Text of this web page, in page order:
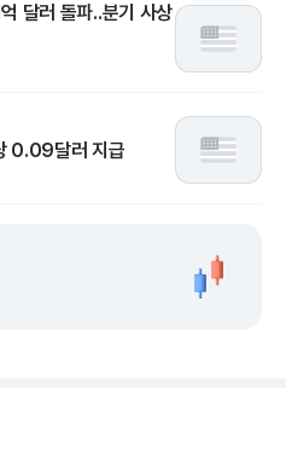
달러 돌파..분기 사상
0.09달러 지급